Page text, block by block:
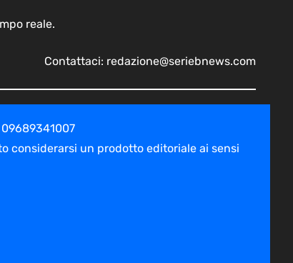
reale.
Contattaci: redazione@seriebnews.com
09689341007
considerarsi un prodotto editoriale ai sensi